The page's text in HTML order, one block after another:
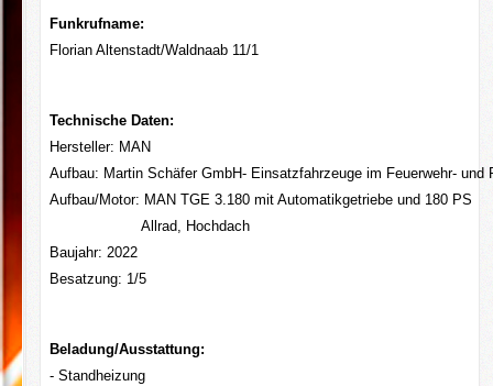
Funkrufname:
Florian Altenstadt/Waldnaab 11/1
Technische Daten:
Hersteller: MAN
Aufbau: Martin Schäfer GmbH- Einsatzfahrzeuge im Feuerwehr- und
Aufbau/Motor: MAN TGE 3.180 mit Automatikgetriebe und 180 PS
Allrad, Hochdach
Baujahr: 2022
Besatzung: 1/5
Beladung/Ausstattung:
- Standheizung